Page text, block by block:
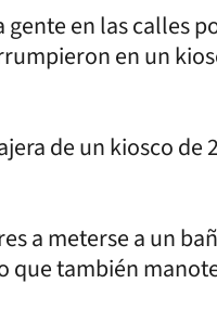
en las calles
en un
de un kiosco de
a meterse a un
que también